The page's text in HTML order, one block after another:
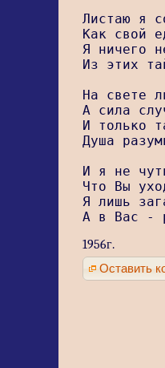
Листаю я
Как свой
Я ничего
Из этих
На свете
А сила
И только
Душа
И я не
Что Вы
Я лишь
А в Вас -
1956г.
Оставить